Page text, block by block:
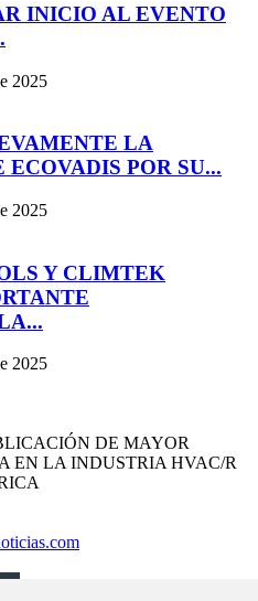
INICIO AL EVENTO
2025
LA
POR SU...
2025
Y CLIMTEK
2025
DE MAYOR
EN LA INDUSTRIA HVAC/R